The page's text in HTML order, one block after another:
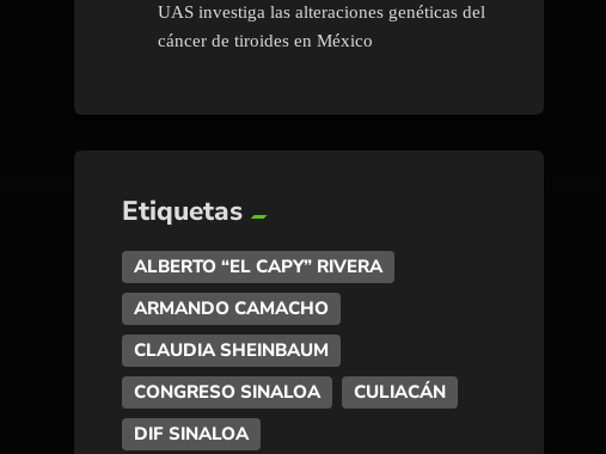
UAS investiga las alteraciones genéticas del
cáncer de tiroides en México
Etiquetas
ALBERTO “EL CAPY” RIVERA
ARMANDO CAMACHO
CLAUDIA SHEINBAUM
CONGRESO SINALOA
CULIACÁN
DIF SINALOA